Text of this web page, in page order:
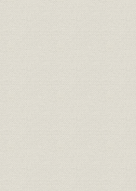
医療施設
社外安全衛生表彰受賞実績 1956年度
従業員安全成績の推移(全災害ベ
ース)
1956~1996
川崎重工業―横山工業 昭和41年7
川崎重工業―川崎航空機工業―
川崎車輌
昭和43年
川崎重工業―汽車製造
昭和46年
31日現在